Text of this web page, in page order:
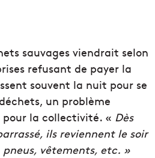
sauvages viendrait selon
refusant de payer la
souvent la nuit pour se
un problème
la collectivité. « Dès
ils reviennent le soir
vêtements, etc. »